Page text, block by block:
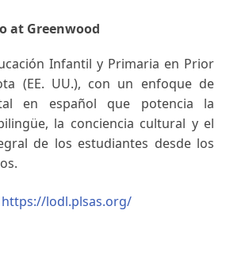
at Greenwood
Infantil y Primaria en Prior
(EE. UU.), con un enfoque de
en español que potencia la
la conciencia cultural y el
de los estudiantes desde los
https://lodl.plsas.org/